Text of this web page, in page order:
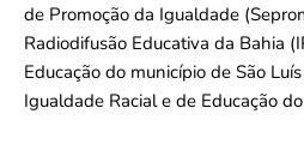
de Promoção da Igualdade
Radiodifusão Educativa da Bahia
Educação do município de São
Igualdade Racial e de Educação